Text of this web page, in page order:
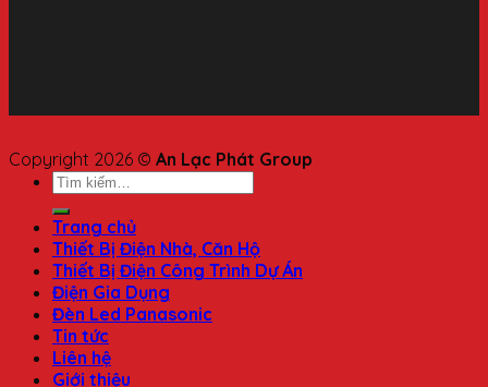
Copyright 2026 © An Lạc Phát Group
Trang chủ
Thiết Bị Điện Nhà, Căn Hộ
Thiết Bị Điện Công Trình Dự Án
Điện Gia Dụng
Đèn Led Panasonic
Tin tức
Liên hệ
Giới thiệu